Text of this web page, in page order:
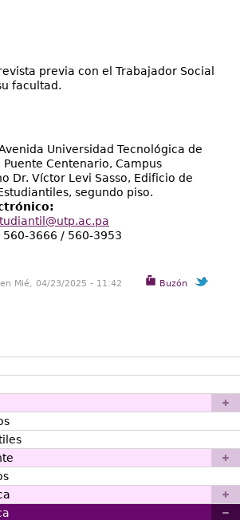
previa con el Trabajador Social
facultad.
Universidad Tecnológica de
Puente Centenario, Campus
Dr. Víctor Levi Sasso, Edificio de
segundo piso.
560-3666 / 560-3953
Buzón
Mié, 04/23/2025 - 11:42